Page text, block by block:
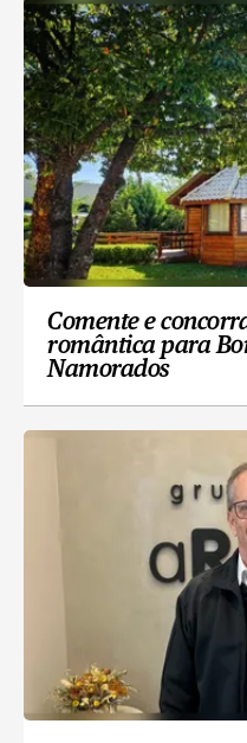
Comente e
romântica para
Namorados